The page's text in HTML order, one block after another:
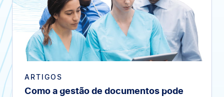
ARTIGOS
Como a gestão de documentos pode